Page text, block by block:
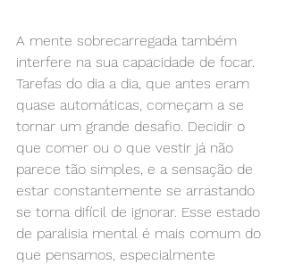
A mente sobrecarregada também
interfere na sua capacidade de focar.
Tarefas do dia a dia, que antes eram
quase automáticas, começam a se
tornar um grande desafio. Decidir o
que comer ou o que vestir já não
parece tão simples, e a sensação de
estar constantemente se arrastando
se torna difícil de ignorar. Esse estado
de paralisia mental é mais comum do
que pensamos, especialmente